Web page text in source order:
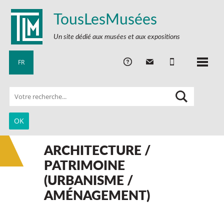
TousLesMusées
Un site dédié aux musées et aux expositions
FR
ARCHITECTURE /
PATRIMOINE
(URBANISME /
AMÉNAGEMENT)